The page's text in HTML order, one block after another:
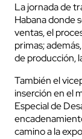
La jornada de
Habana donde
ventas, el
primas;
de producción,
También el
inserción en el
Especial de
camino a la